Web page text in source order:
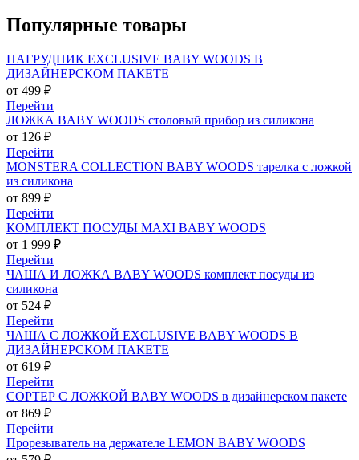
Популярные товары
НАГРУДНИК EXCLUSIVE BABY WOODS В
ДИЗАЙНЕРСКОМ ПАКЕТЕ
от 499 ₽
Перейти
ЛОЖКА BABY WOODS столовый прибор из силикона
от 126 ₽
Перейти
MONSTERA COLLECTION BABY WOODS тарелка с ложкой
из силикона
от 899 ₽
Перейти
КОМПЛЕКТ ПОСУДЫ MAXI BABY WOODS
от 1 999 ₽
Перейти
ЧАША И ЛОЖКА BABY WOODS комплект посуды из
силикона
от 524 ₽
Перейти
ЧАША С ЛОЖКОЙ EXCLUSIVE BABY WOODS В
ДИЗАЙНЕРСКОМ ПАКЕТЕ
от 619 ₽
Перейти
СОРТЕР С ЛОЖКОЙ BABY WOODS в дизайнерском пакете
от 869 ₽
Перейти
Прорезыватель на держателе LEMON BABY WOODS